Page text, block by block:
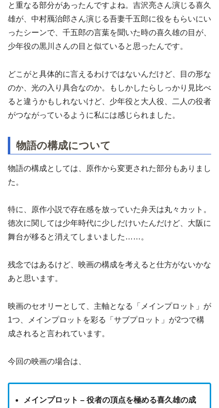
と重なる部分があったんですよね。吉沢亮さん演じる喜久
雄が、中村鴈治郎さん演じる吾妻千五郎に役をもらいにい
ったシーンで、千五郎の言葉を聞いた時の喜久雄の目が、
少年役の黒川さんの目と似ていると思ったんです。
どこがと具体的に言えるわけではないんだけど、目の形な
のか、光の入り具合なのか。もしかしたらしっかり見比べ
ると違うかもしれないけど、少年役と大人役、二人の役者
がつながっているように私には感じられました。
物語の構成について
物語の構成としては、原作から変更された部分もありまし
た。
特に、原作小説で存在感を放っていた弁天は丸々カット。
徳次に関しては少年時代に少しだけいたんだけど、大阪に
舞台が移ると消えてしまいました……。
残念ではあるけど、映画の構成を考えると仕方がないかな
あと思います。
映画のセオリーとして、主軸となる「メインプロット」が
1つ、メインプロットを彩る「サブプロット」が2つで構
成されると言われています。
今回の映画の場合は、
メインプロット – 役者の頂点を極める喜久雄の成